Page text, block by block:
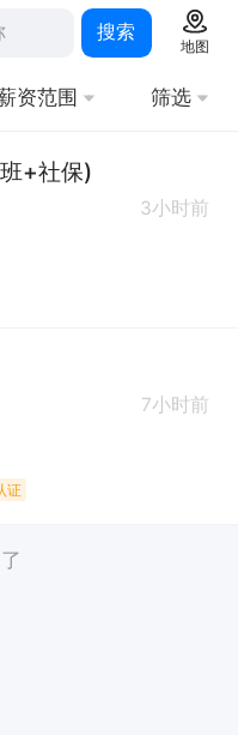
搜索
地图
资范围 筛选
+社保)
3小时前
7小时前
证